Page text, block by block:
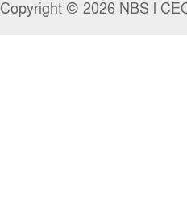
Copyright © 2026 NBS l